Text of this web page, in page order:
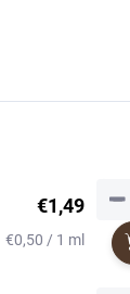
€1,49
Jednotková
€0,50 / 1 ml
−